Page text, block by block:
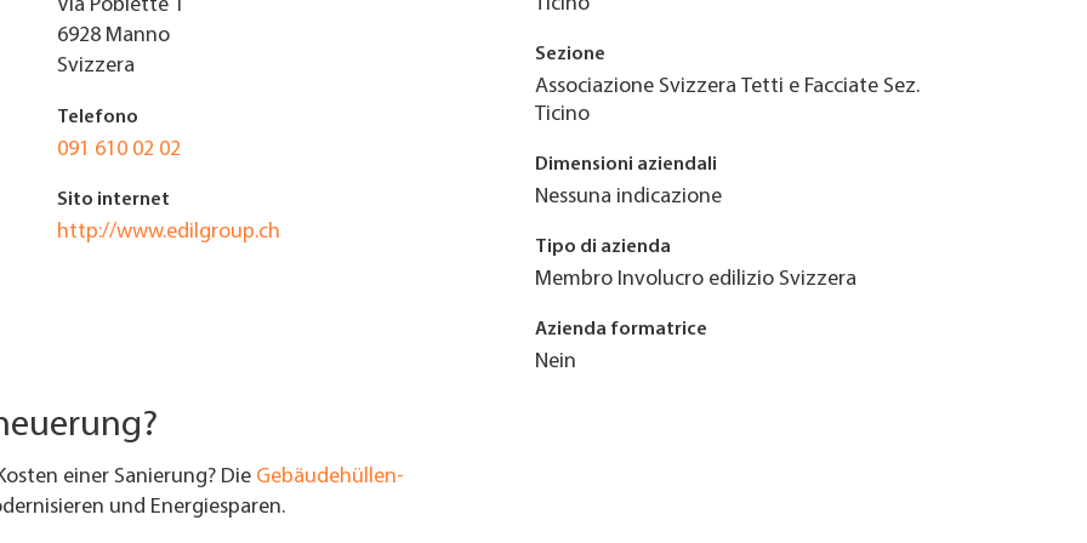
Via Pobiette 1
6928 Manno
Svizzera
Telefono
091 610 02 02
Sito internet
http://www.edilgroup.ch
Sezione
Associazione Svizzera Tetti e Facciate Sez.
Ticino
Dimensioni aziendali
Nessuna indicazione
Tipo di azienda
Membro Involucro edilizio Svizzera
Azienda formatrice
Nein
einer Sanierung? Die Gebäudehüllen-
und Energiesparen.